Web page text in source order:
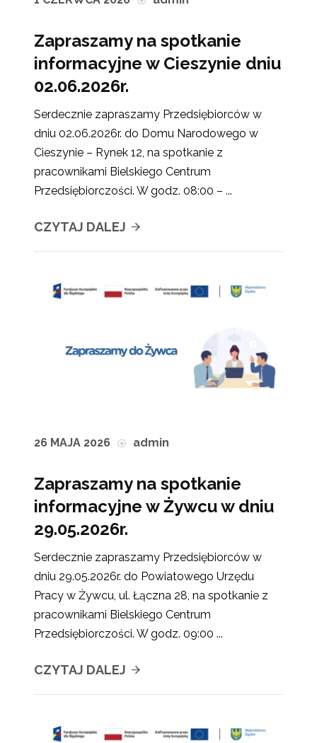
Zapraszamy na spotkanie
informacyjne w Cieszynie dniu
02.06.2026r.
Serdecznie zapraszamy Przedsiębiorców w
dniu 02.06.2026r. do Domu Narodowego w
Cieszynie – Rynek 12, na spotkanie z
pracownikami Bielskiego Centrum
Przedsiębiorczości. W godz. 08:00 – ...
CZYTAJ DALEJ
26 MAJA 2026 admin
Zapraszamy na spotkanie
informacyjne w Żywcu w dniu
29.05.2026r.
Serdecznie zapraszamy Przedsiębiorców w
dniu 29.05.2026r. do Powiatowego Urzędu
Pracy w Żywcu, ul. Łączna 28, na spotkanie z
pracownikami Bielskiego Centrum
Przedsiębiorczości. W godz. 09:00 ...
CZYTAJ DALEJ